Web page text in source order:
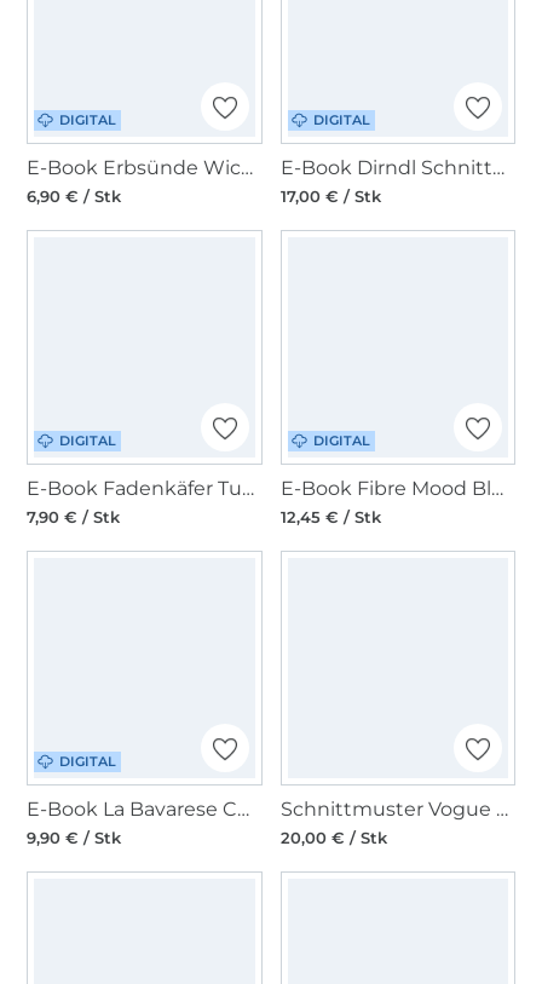
DIGITAL
E-Book Erbsünde Wickelbluse OLIVIA
6,90 € / Stk
DIGITAL
E-Book Dirndl Schnitte Damen Pfoadkleid oder Bluse
17,00 € / Stk
DIGITAL
E-Book Fadenkäfer Tunika Bluse Flora
7,90 € / Stk
DIGITAL
E-Book Fibre Mood Bluse Norma
12,45 € / Stk
DIGITAL
E-Book La Bavarese Chiara
9,90 € / Stk
Schnittmuster Vogue 9315 Bluse
20,00 € / Stk